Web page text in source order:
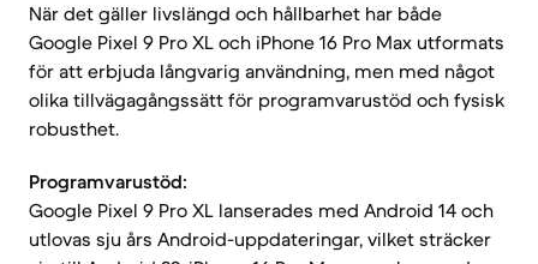
När det gäller livslängd och hållbarhet har både
Google Pixel 9 Pro XL och iPhone 16 Pro Max utformats
för att erbjuda långvarig användning, men med något
olika tillvägagångssätt för programvarustöd och fysisk
robusthet.
Programvarustöd:
Google Pixel 9 Pro XL lanserades med Android 14 och
utlovas sju års Android-uppdateringar, vilket sträcker